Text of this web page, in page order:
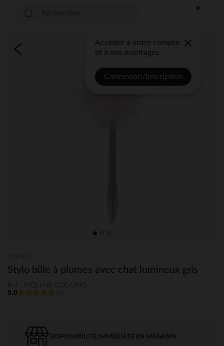
Accédez à votre compte
et à vos avantages
Connexion/Inscription
Stylo bille à plumes avec chat lumineux gris
5.0
DISPONIBILITÉ IMMÉDIATE EN MAGASIN